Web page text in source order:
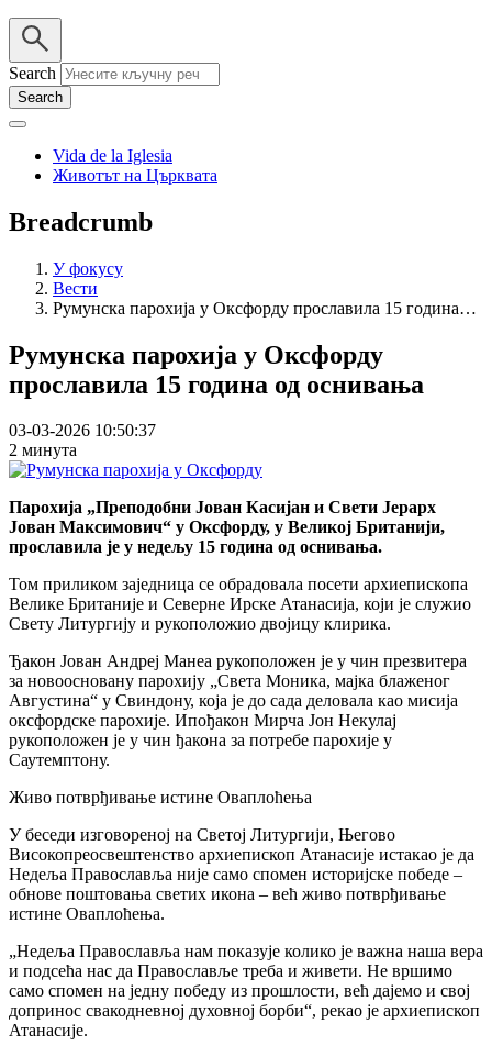
Search
Vida de la Iglesia
Животът на Църквата
Breadcrumb
У фокусу
Вести
Румунска парохија у Оксфорду прославила 15 година…
Румунска парохија у Оксфорду
прославила 15 година од оснивања
03-03-2026 10:50:37
2 минута
Парохија „Преподобни Јован Касијан и Свети Јерарх
Јован Максимович“ у Оксфорду, у Великој Британији,
прославила је у недељу 15 година од оснивања.
Том приликом заједница се обрадовала посети архиепископа
Велике Британије и Северне Ирске Атанасија, који је служио
Свету Литургију и рукоположио двојицу клирика.
Ђакон Јован Андреј Манеа рукоположен је у чин презвитера
за новоосновану парохију „Света Моника, мајка блаженог
Августина“ у Свиндону, која је до сада деловала као мисија
оксфордске парохије. Ипођакон Мирча Јон Некулај
рукоположен је у чин ђакона за потребе парохије у
Саутемптону.
Живо потврђивање истине Оваплоћења
У беседи изговореној на Светој Литургији, Његово
Високопреосвештенство архиепископ Атанасије истакао је да
Недеља Православља није само спомен историјске победе –
обнове поштовања светих икона – већ живо потврђивање
истине Оваплоћења.
„Недеља Православља нам показује колико је важна наша вера
и подсећа нас да Православље треба и живети. Не вршимо
само спомен на једну победу из прошлости, већ дајемо и свој
допринос свакодневној духовној борби“, рекао је архиепископ
Атанасије.